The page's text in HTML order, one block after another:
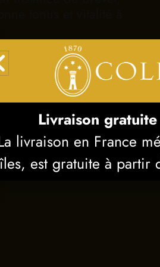
douce et légère qui
la peau. La
plus efficace grâce à
du Brésil, très
acides gras et connu
nourrissantes et
être régénérant, laissant
Livraison
livraison en France
îles, est gratuite à partir